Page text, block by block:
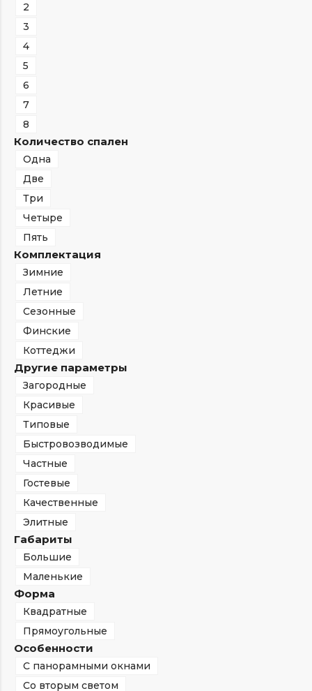
2
3
4
5
6
7
8
Количество спален
Одна
Две
Три
Четыре
Пять
Комплектация
Зимние
Летние
Сезонные
Финские
Коттеджи
Другие параметры
Загородные
Красивые
Типовые
Быстровозводимые
Частные
Гостевые
Качественные
Элитные
Габариты
Большие
Маленькие
Форма
Квадратные
Прямоугольные
Особенности
С панорамными окнами
Со вторым светом